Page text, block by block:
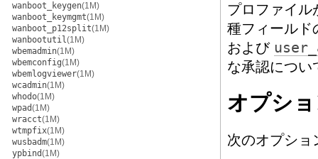
wanboot_keygen(1M)
wanboot_keymgmt(1M)
wanboot_p12split(1M)
wanbootutil(1M)
wbemadmin(1M)
wbemconfig(1M)
wbemlogviewer(1M)
wcadmin(1M)
whodo(1M)
wpad(1M)
wracct(1M)
wtmpfix(1M)
wusbadm(1M)
ypbind(1M)
プロファイル
種フィールド
および
な承認につい
オプシ
次のオプショ